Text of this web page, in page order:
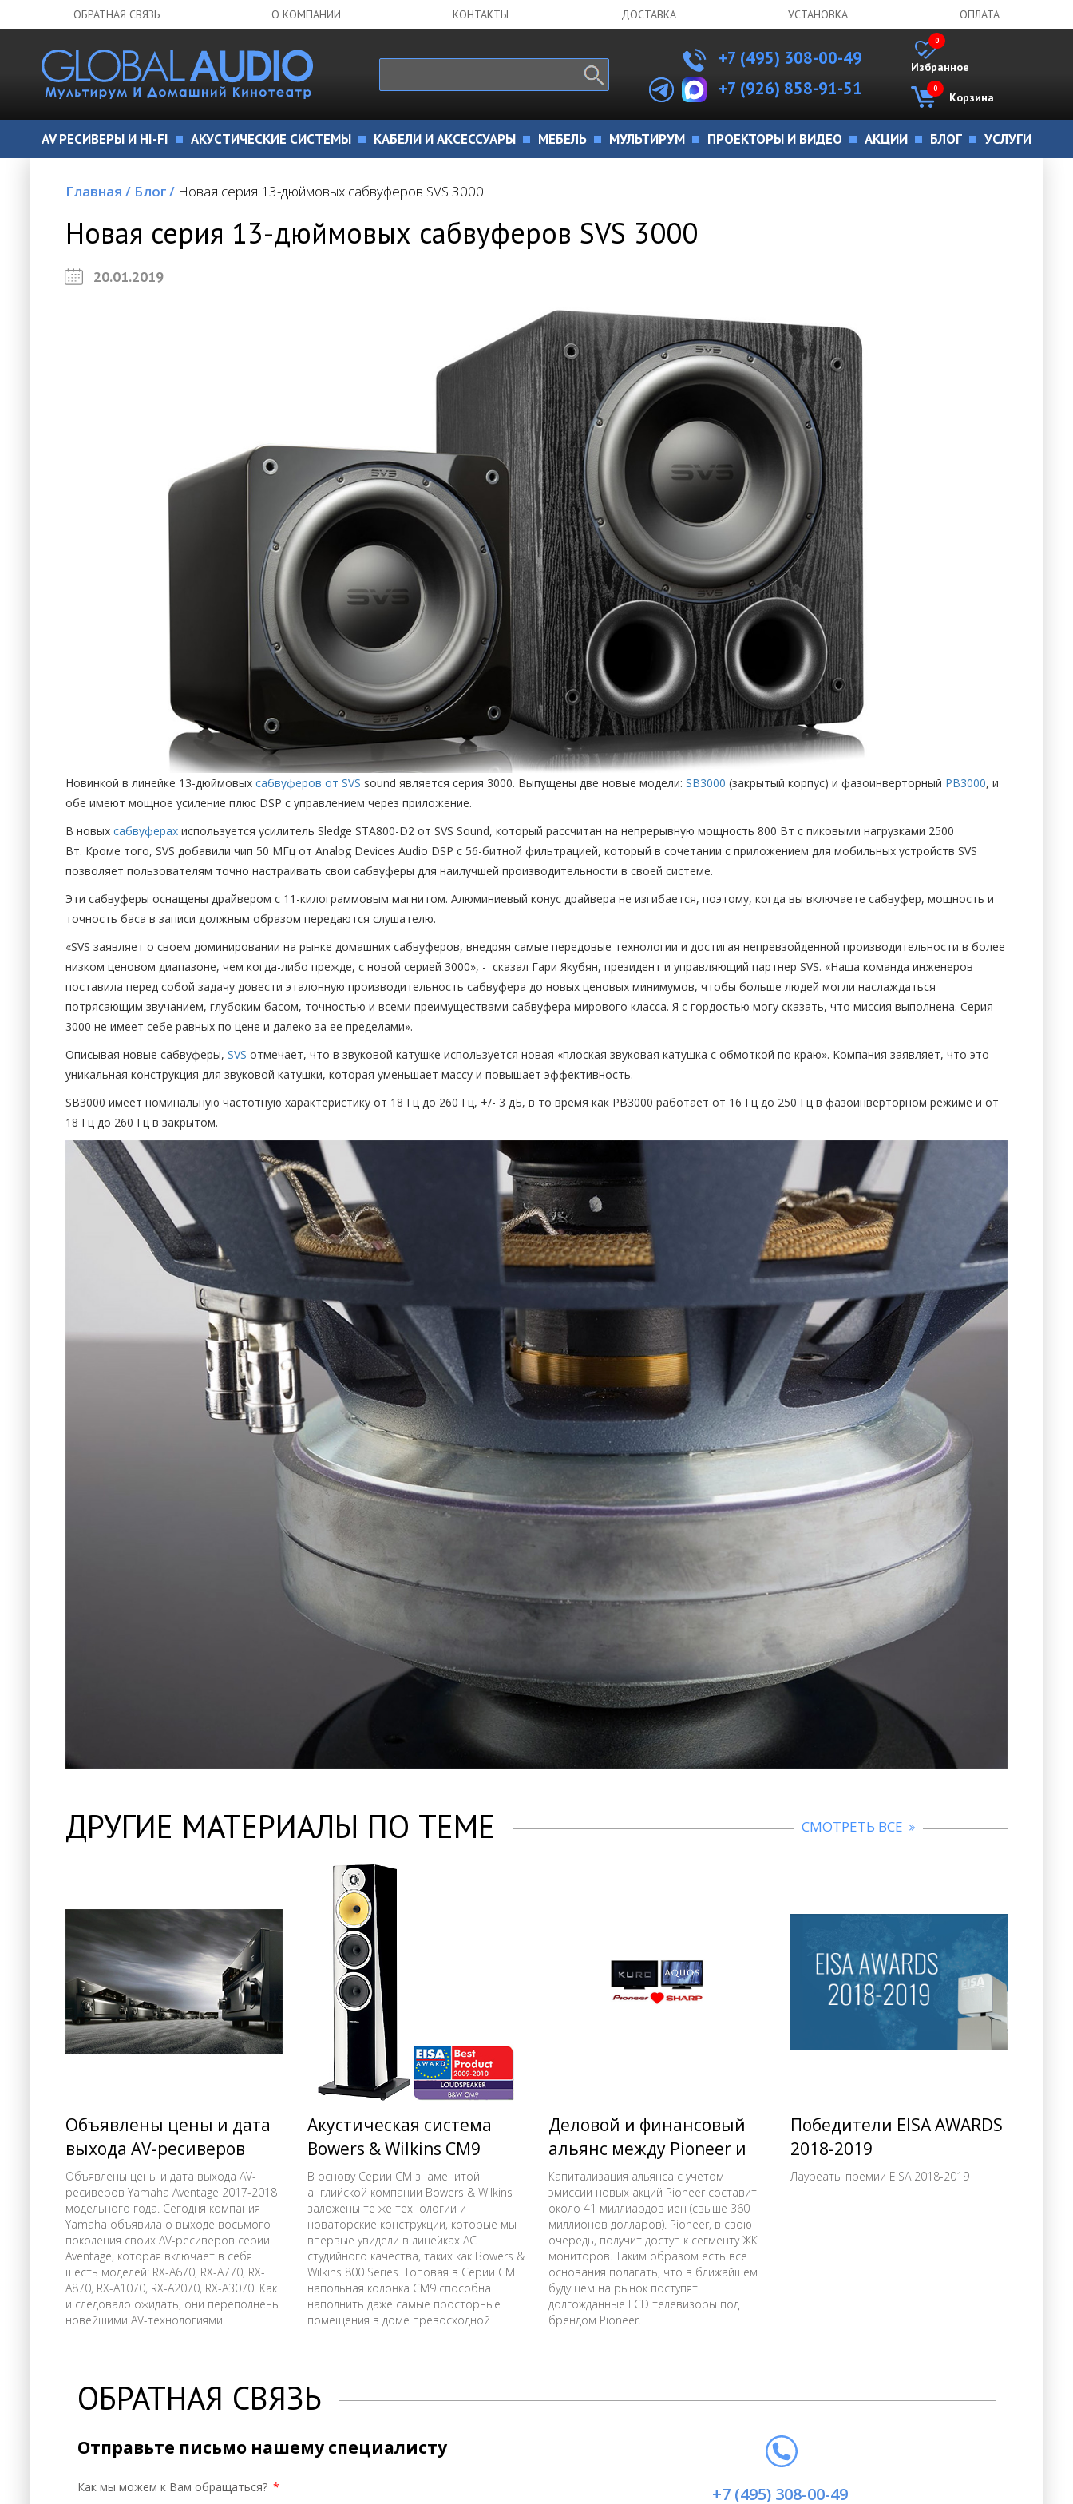
ОБРАТНАЯ СВЯЗЬ О КОМПАНИИ КОНТАКТЫ ДОСТАВКА УСТАНОВКА ОПЛАТА
+7 (495) 308-00-49
+7 (926) 858-91-51
Избранное
0
Корзина
0
AV РЕСИВЕРЫ И HI-FI АКУСТИЧЕСКИЕ СИСТЕМЫ КАБЕЛИ И АКСЕССУАРЫ МЕБЕЛЬ МУЛЬТИРУМ ПРОЕКТОРЫ И ВИДЕО АКЦИИ БЛОГ УСЛУГИ
Главная / Блог/ Новая серия 13-дюймовых сабвуферов SVS 3000
Новая серия 13-дюймовых сабвуферов SVS 3000
20.01.2019
Новинкой в линейке 13-дюймовых сабвуферов от SVS sound является серия 3000. Выпущены две новые модели: SB3000 (закрытый корпус) и фазоинверторный PB3000, и
обе имеют мощное усиление плюс DSP с управлением через приложение.
В новых сабвуферах используется усилитель Sledge STA800-D2 от SVS Sound, который рассчитан на непрерывную мощность 800 Вт с пиковыми нагрузками 2500
Вт. Кроме того, SVS добавили чип 50 МГц от Analog Devices Audio DSP с 56-битной фильтрацией, который в сочетании с приложением для мобильных устройств SVS
позволяет пользователям точно настраивать свои сабвуферы для наилучшей производительности в своей системе.
Эти сабвуферы оснащены драйвером с 11-килограммовым магнитом. Алюминиевый конус драйвера не изгибается, поэтому, когда вы включаете сабвуфер, мощность и
точность баса в записи должным образом передаются слушателю.
«SVS заявляет о своем доминировании на рынке домашних сабвуферов, внедряя самые передовые технологии и достигая непревзойденной производительности в более
низком ценовом диапазоне, чем когда-либо прежде, с новой серией 3000», - сказал Гари Якубян, президент и управляющий партнер SVS. «Наша команда инженеров
поставила перед собой задачу довести эталонную производительность сабвуфера до новых ценовых минимумов, чтобы больше людей могли наслаждаться
потрясающим звучанием, глубоким басом, точностью и всеми преимуществами сабвуфера мирового класса. Я с гордостью могу сказать, что миссия выполнена. Серия
3000 не имеет себе равных по цене и далеко за ее пределами».
Описывая новые сабвуферы, SVS отмечает, что в звуковой катушке используется новая «плоская звуковая катушка с обмоткой по краю». Компания заявляет, что это
уникальная конструкция для звуковой катушки, которая уменьшает массу и повышает эффективность.
SB3000 имеет номинальную частотную характеристику от 18 Гц до 260 Гц, +/- 3 дБ, в то время как PB3000 работает от 16 Гц до 250 Гц в фазоинверторном режиме и от
18 Гц до 260 Гц в закрытом.
ДРУГИЕ МАТЕРИАЛЫ ПО ТЕМЕ СМОТРЕТЬ ВСЕ
Объявлены цены и дата
выхода AV-ресиверов
Yamaha RX-A 70
Объявлены цены и дата выхода AV-
ресиверов Yamaha Aventage 2017-2018
модельного года. Сегодня компания
Yamaha объявила о выходе восьмого
поколения своих AV-ресиверов серии
Aventage, которая включает в себя
шесть моделей: RX-A670, RX-A770, RX-
A870, RX-A1070, RX-A2070, RX-A3070. Как
и следовало ожидать, они переполнены
новейшими AV-технологиями.
Акустическая система
Bowers & Wilkins CM9
В основу Серии CM знаменитой
английской компании Bowers & Wilkins
заложены те же технологии и
новаторские конструкции, которые мы
впервые увидели в линейках АС
студийного качества, таких как Bowers &
Wilkins 800 Series. Топовая в Серии CM
напольная колонка CM9 способна
наполнить даже самые просторные
помещения в доме превосходной
Деловой и финансовый
альянс между Pioneer и
Sharp
Капитализация альянса с учетом
эмиссии новых акций Pioneer составит
около 41 миллиардов иен (свыше 360
миллионов долларов). Pioneer, в свою
очередь, получит доступ к сегменту ЖК
мониторов. Таким образом есть все
основания полагать, что в ближайшем
будущем на рынок поступят
долгожданные LCD телевизоры под
брендом Pioneer.
Победители EISA AWARDS
2018-2019
Лауреаты премии EISA 2018-2019
ОБРАТНАЯ СВЯЗЬ
Отправьте письмо нашему специалисту
Как мы можем к Вам обращаться? * +7 (495) 308-00-49